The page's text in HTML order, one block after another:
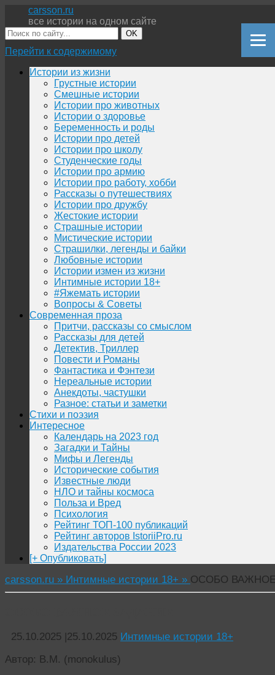
carsson.ru
все истории на одном сайте
OK
Перейти к содержимому
Истории из жизни
Грустные истории
Смешные истории
Истории про животных
Истории о здоровье
Беременность и роды
Истории про детей
Истории про школу
Студенческие годы
Истории про армию
Истории про работу, хобби
Рассказы о путешествиях
Истории про дружбу
Жестокие истории
Страшные истории
Мистические истории
Страшилки, легенды и байки
Любовные истории
Истории измен из жизни
Интимные истории 18+
#Яжемать истории
Вопросы & Советы
Современная проза
Притчи, рассказы со смыслом
Рассказы для детей
Детектив, Триллер
Повести и Романы
Фантастика и Фэнтези
Нереальные истории
Анекдоты, частушки
Разное: статьи и заметки
Стихи и поэзия
Интересное
Календарь на 2023 год
Загадки и Тайны
Мифы и Легенды
Исторические события
Известные люди
НЛО и тайны космоса
Польза и Вред
Психология
Рейтинг ТОП-100 публикаций
Рейтинг авторов IstoriiPro.ru
Издательства России 2023
[+ Опубликовать]
carsson.ru » Интимные истории 18+ » ОСОБО
25.10.2025 |25.10.2025 Интимные истории 18+
Автор: В.М. (monokulus)